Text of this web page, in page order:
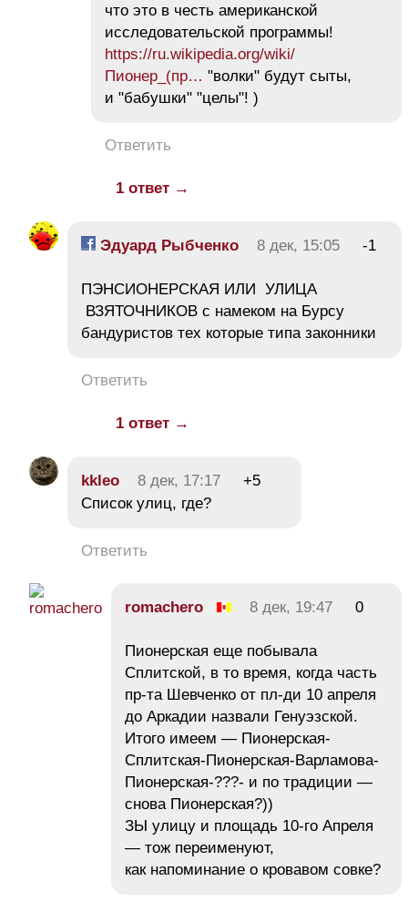
что это в честь американской
исследовательской программы!
https://ru.wikipedia.org/wiki/
Пионер_(пр… "волки" будут сыты,
и "бабушки" "целы"! )
Ответить
1 ответ →
Эдуард Рыбченко 8 дек, 15:05 -1
ПЭНСИОНЕРСКАЯ ИЛИ УЛИЦА
ВЗЯТОЧНИКОВ с намеком на Бурсу
бандуристов тех которые типа законники
Ответить
1 ответ →
kkleo 8 дек, 17:17
+5
Список улиц, где?
Ответить
romachero 8 дек, 19:47 0
Пионерская еще побывала
Сплитской, в то время, когда часть
пр-та Шевченко от пл-ди 10 апреля
до Аркадии назвали Генуэзской.
Итого имеем — Пионерская-
Сплитская-Пионерская-Варламова-
Пионерская-???- и по традиции —
снова Пионерская?))
ЗЫ улицу и площадь 10-го Апреля
— тож переименуют,
как напоминание о кровавом совке?